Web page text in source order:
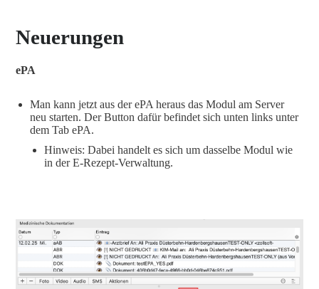
Neuerungen
ePA
Man kann jetzt aus der ePA heraus das Modul am Server
neu starten. Der Button dafür befindet sich unten links unter
dem Tab ePA.
Hinweis: Dabei handelt es sich um dasselbe Modul wie
in der E-Rezept-Verwaltung.